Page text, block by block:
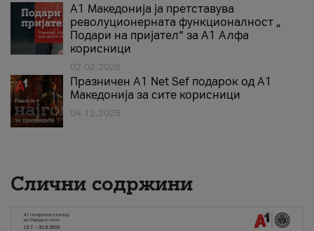
А1 Македонија ја претставува
револуционерната функционалност „
Подари на пријател“ за А1 Алфа
корисници
02.02.2026
Празничен A1 Net Sеf подарок од А1
Македонија за сите корисници
04.12.2025
Слични содржини